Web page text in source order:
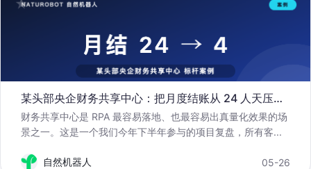
某头部央企财务共享中心：把月度结账从 24 人天压到 4 人天
财务共享中心是 RPA 最容易落地、也最容易出真量化效果的场
景之一。这是一个我们今年下半年参与的项目复盘，所有客...
自然机器人 05-26